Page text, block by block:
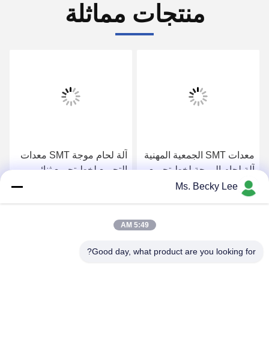
منتجات مماثلة
معدات SMT الجمعية المهنية
آلة لحام الموجة لخط تجميع
ثنائي الفينيل متعدد الكلور
350
آلة لحام موجة SMT معدات
التجميع لخط تجميع ثنائي
Ms. Becky Lee
5:49 AM
Good day, what product are you looking for?